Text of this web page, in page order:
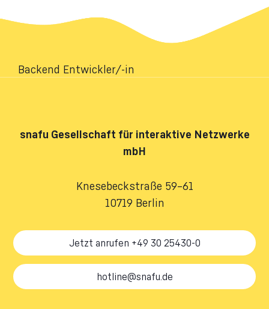
Backend Entwickler/-in
snafu Gesellschaft für interaktive Netzwerke
mbH
Knesebeckstraße 59–61
10719 Berlin
Jetzt anrufen +49 30 25430-0
hotline@snafu.de